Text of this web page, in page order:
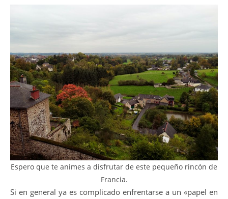
Espero que te animes a disfrutar de este pequeño rincón de
Francia.
Si en general ya es complicado enfrentarse a un «papel en